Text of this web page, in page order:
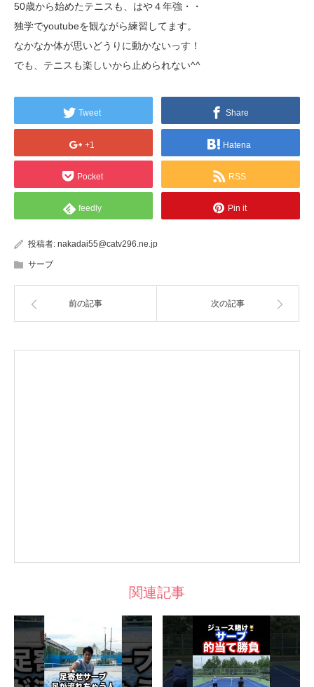
50歳から始めたテニスも、はや４年強・・
独学でyoutubeを観ながら練習してます。
なかなか体が思いどうりに動かないっす！
でも、テニスも楽しいから止められない^^
Tweet Share
+1 Hatena
Pocket RSS
feedly Pin it
投稿者: nakadai55@catv296.ne.jp
サーブ
前の記事 次の記事
関連記事